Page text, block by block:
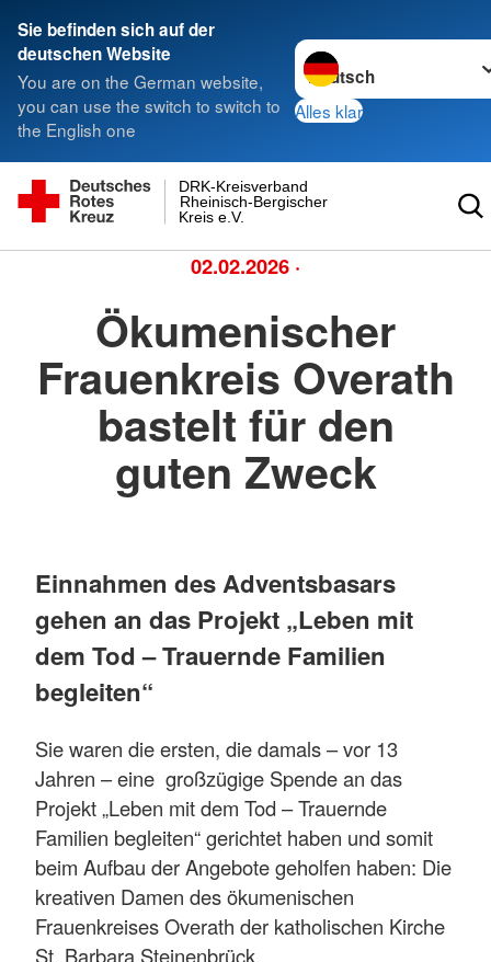
Sie befinden sich auf der
deutschen Website
You are on the German website,
you can use the switch to switch to
the English one
Sprache wechseln zu
Alles klar
Kreis e.V.
Rheinisch-Bergischer
DRK-Kreisverband
02.02.2026 ·
Ökumenischer
Frauenkreis Overath
bastelt für den
guten Zweck
Einnahmen des Adventsbasars
gehen an das Projekt „Leben mit
dem Tod – Trauernde Familien
begleiten“
Sie waren die ersten, die damals – vor 13
Jahren – eine großzügige Spende an das
Projekt „Leben mit dem Tod – Trauernde
Familien begleiten“ gerichtet haben und somit
beim Aufbau der Angebote geholfen haben: Die
kreativen Damen des ökumenischen
Frauenkreises Overath der katholischen Kirche
St. Barbara Steinenbrück.